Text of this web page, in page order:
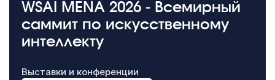
WSAI MENA 2026 - Всемирный
саммит по искусственному
интеллекту
Выставки и конференции